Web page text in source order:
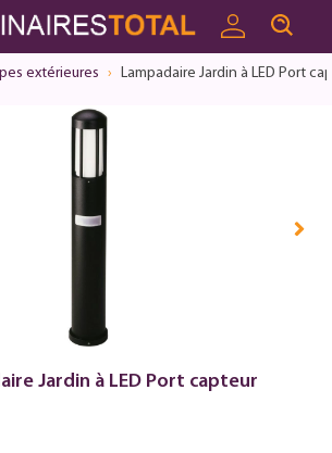
extérieures Lampadaire Jardin à LED Port
Jardin à LED Port capteur